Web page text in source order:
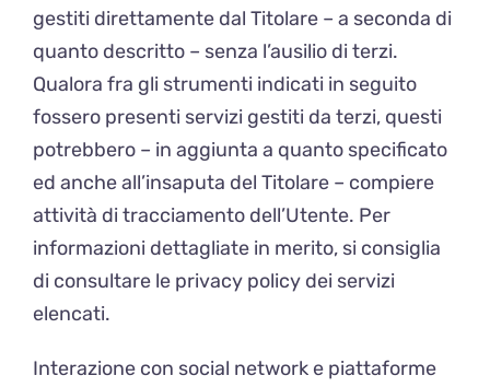
gestiti direttamente dal Titolare – a seconda di
quanto descritto – senza l’ausilio di terzi.
Qualora fra gli strumenti indicati in seguito
fossero presenti servizi gestiti da terzi, questi
potrebbero – in aggiunta a quanto specificato
ed anche all’insaputa del Titolare – compiere
attività di tracciamento dell’Utente. Per
informazioni dettagliate in merito, si consiglia
di consultare le privacy policy dei servizi
elencati.
Interazione con social network e piattaforme